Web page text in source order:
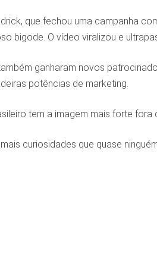
que fechou uma campanha
bigode. O vídeo viralizou e
ganharam novos
potências de marketing.
tem a imagem mais forte fora
curiosidades que quase